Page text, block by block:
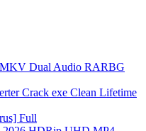
Dual Audio RARBG
Crack exe Clean Lifetime
Full